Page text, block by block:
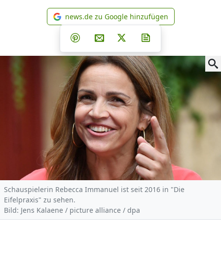
news.de zu Google
news.de zu Google hinzufügen
Teilen auf Facebook
Teilen auf Whatsapp
Teilen auf Telegram
Teilen auf Pinterest
Per E-Mail teilen
Post auf X
Schauspielerin Rebecca Immanuel ist seit 2016 in "Die
Eifelpraxis" zu sehen.
Bild: Jens Kalaene / picture alliance / dpa